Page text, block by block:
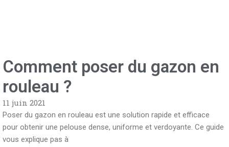
Comment poser du gazon en
rouleau ?
11 juin 2021
Poser du gazon en rouleau est une solution rapide et efficace
pour obtenir une pelouse dense, uniforme et verdoyante. Ce guide
vous explique pas à